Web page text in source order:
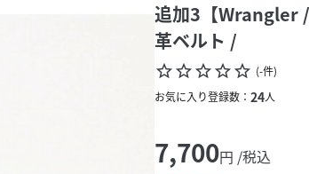
追加3【Wrangler
革ベルト /
star_borderstar_borderstar_borderstar_borderstar_border (-件)
お気に入り登録数： 24人
7,700円 /税込